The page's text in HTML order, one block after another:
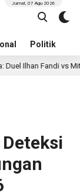
Politik
Jumat, 07 Agu 2026
vs Mitchell Baker